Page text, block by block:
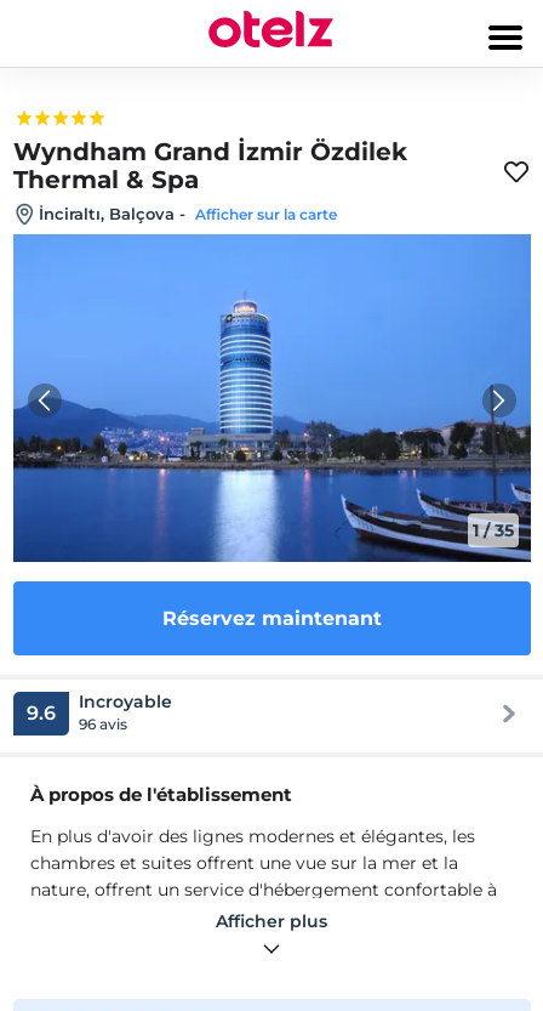
Wyndham Grand İzmir Özdilek
Thermal & Spa
İnciraltı, Balçova - Afficher sur la carte
1/35
Réservez maintenant
9.6 Incroyable
96 avis
À propos de l'établissement
En plus d'avoir des lignes modernes et élégantes, les
chambres et suites offrent une vue sur la mer et la
nature, offrent un service d'hébergement confortable à
la fois les voyageurs d'affaires et de loisirs à Izmir. Un
service Internet rapide et sécurisé est offert
communes pour les invités.
Afficher plus